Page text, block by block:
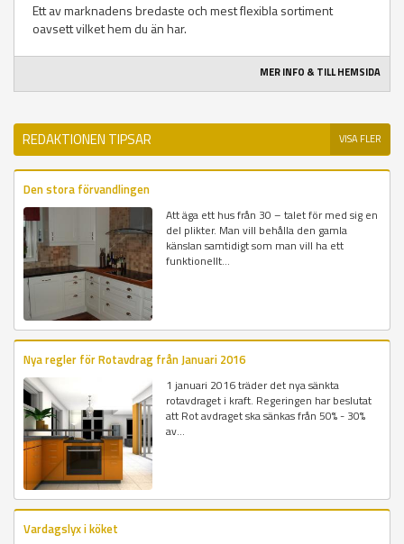
Ett av marknadens bredaste och mest flexibla sortiment
oavsett vilket hem du än har.
MER INFO & TILL HEMSIDA
REDAKTIONEN TIPSAR VISA FLER
Den stora förvandlingen
Att äga ett hus från 30 – talet för med sig en
del plikter. Man vill behålla den gamla
känslan samtidigt som man vill ha ett
funktionellt...
Nya regler för Rotavdrag från Januari 2016
1 januari 2016 träder det nya sänkta
rotavdraget i kraft. Regeringen har beslutat
att Rot avdraget ska sänkas från 50% - 30%
av...
Vardagslyx i köket